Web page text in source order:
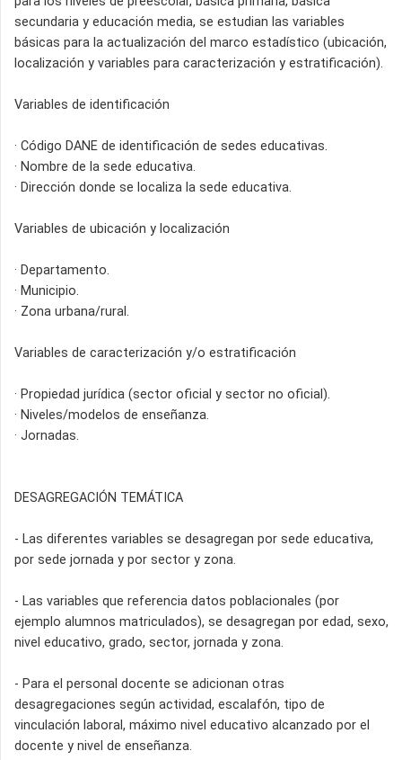
secundaria y educación media, se estudian las variables
básicas para la actualización del marco estadístico (ubicación,
localización y variables para caracterización y estratificación).
Variables de identificación
· Código DANE de identificación de sedes educativas.
· Nombre de la sede educativa.
· Dirección donde se localiza la sede educativa.
Variables de ubicación y localización
· Departamento.
· Municipio.
· Zona urbana/rural.
Variables de caracterización y/o estratificación
· Propiedad jurídica (sector oficial y sector no oficial).
· Niveles/modelos de enseñanza.
· Jornadas.
DESAGREGACIÓN TEMÁTICA
- Las diferentes variables se desagregan por sede educativa,
por sede jornada y por sector y zona.
- Las variables que referencia datos poblacionales (por
ejemplo alumnos matriculados), se desagregan por edad, sexo,
nivel educativo, grado, sector, jornada y zona.
- Para el personal docente se adicionan otras
desagregaciones según actividad, escalafón, tipo de
vinculación laboral, máximo nivel educativo alcanzado por el
docente y nivel de enseñanza.